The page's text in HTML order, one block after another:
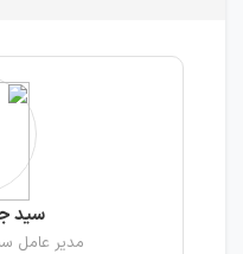
سید
مدیر عامل